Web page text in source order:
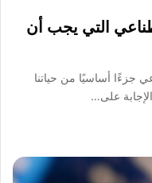
التي يجب أن
جزءًا أساسيًا من حياتنا
على…